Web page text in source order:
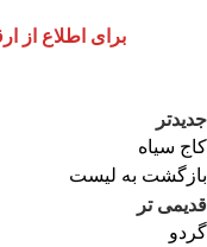
برای اطلاع از
جدیدتر
کاج سیاه
بازگشت به لیست
قدیمی تر
گردو